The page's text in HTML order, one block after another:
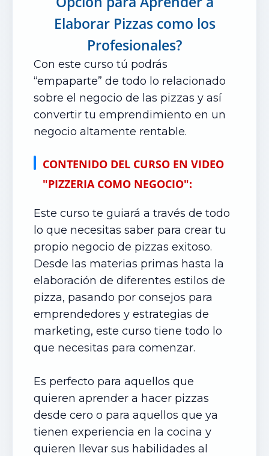
Elaborar Pizzas como los
Profesionales?
Con este curso tú podrás
“empaparte” de todo lo relacionado
sobre el negocio de las pizzas y así
convertir tu emprendimiento en un
negocio altamente rentable.
CONTENIDO DEL CURSO EN VIDEO
"PIZZERIA COMO NEGOCIO":
Este curso te guiará a través de todo
lo que necesitas saber para crear tu
propio negocio de pizzas exitoso.
Desde las materias primas hasta la
elaboración de diferentes estilos de
pizza, pasando por consejos para
emprendedores y estrategias de
marketing, este curso tiene todo lo
que necesitas para comenzar.
Es perfecto para aquellos que
quieren aprender a hacer pizzas
desde cero o para aquellos que ya
tienen experiencia en la cocina y
quieren llevar sus habilidades al